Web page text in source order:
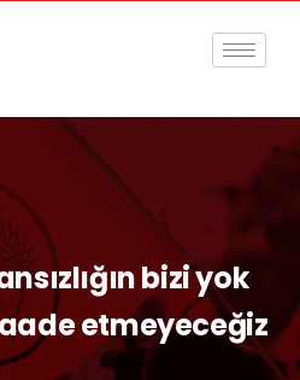
bizi yok
etmeyeceğiz